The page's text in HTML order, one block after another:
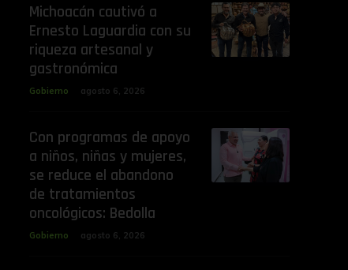
Michoacán cautivó a
Ernesto Laguardia con su
riqueza artesanal y
gastronómica
Gobierno agosto 6, 2026
Con programas de apoyo
a niños, niñas y mujeres,
se reduce el abandono
de tratamientos
oncológicos: Bedolla
Gobierno agosto 6, 2026